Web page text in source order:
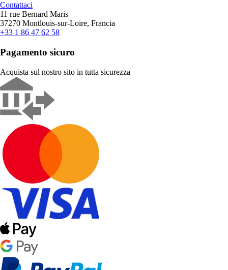
Contattaci
11 rue Bernard Maris
37270 Montlouis-sur-Loire, Francia
+33 1 86 47 62 58
Pagamento sicuro
Acquista sul nostro sito in tutta sicurezza